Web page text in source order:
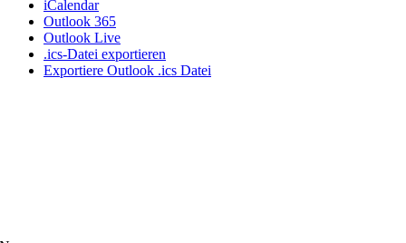
iCalendar
Outlook 365
Outlook Live
.ics-Datei exportieren
Exportiere Outlook .ics Datei